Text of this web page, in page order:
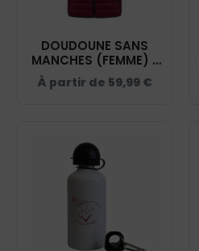
DOUDOUNE SANS
MANCHES (FEMME) -
ECURIE COEUR DE
SOLOGNE -
À partir de 59,99 €